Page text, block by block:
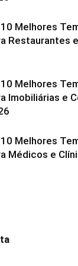
Melhores
Restaurantes
Melhores
Imobiliárias e
Melhores
Médicos e